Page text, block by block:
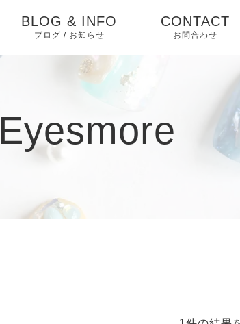
BLOG & INFO
ブログ / お知らせ
ピックアップ
CONTACT
お問合わせ
Eyesmore